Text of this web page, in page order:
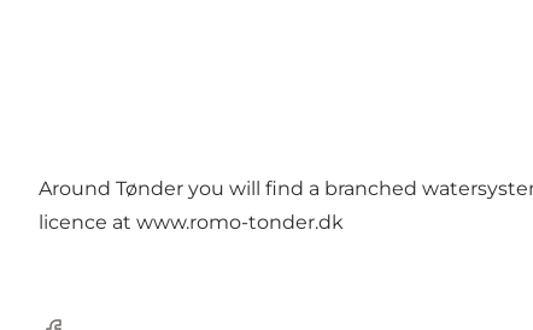
Around Tønder you will find a branched
licence at www.romo-tonder.dk